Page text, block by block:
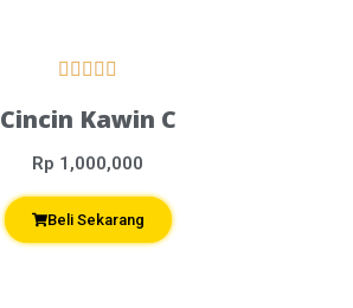
    
Cincin Kawin C
Rp 1,000,000
Beli Sekarang